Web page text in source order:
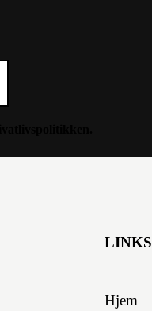
LINKS
Hjem